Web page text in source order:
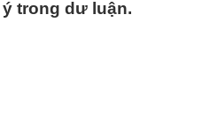
trong dư luận.